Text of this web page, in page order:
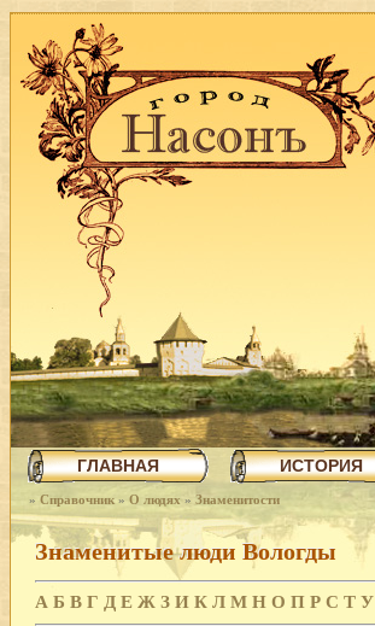
ГЛАВНАЯ ИСТОРИЯ
» Справочник » О людях » Знаменитости
Знаменитые люди Вологды
А Б В Г Д Е Ж З И К Л М Н О П Р С Т У